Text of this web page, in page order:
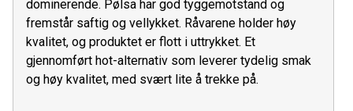
dominerende. Pølsa har god tyggemotstand og
fremstår saftig og vellykket. Råvarene holder høy
kvalitet, og produktet er flott i uttrykket. Et
gjennomført hot-alternativ som leverer tydelig smak
og høy kvalitet, med svært lite å trekke på.